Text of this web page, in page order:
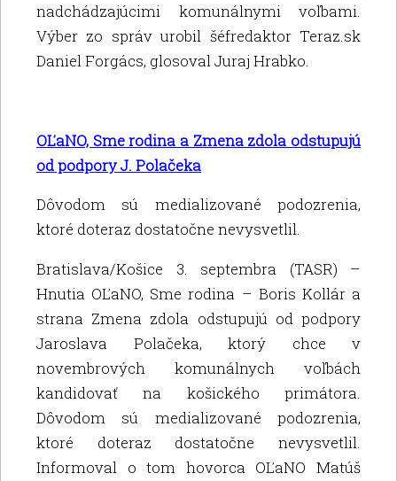
nadchádzajúcimi komunálnymi voľbami.
Výber zo správ urobil šéfredaktor Teraz.sk
Daniel Forgács, glosoval Juraj Hrabko.
OĽaNO, Sme rodina a Zmena zdola odstupujú
od podpory J. Polačeka
Dôvodom sú medializované podozrenia,
ktoré doteraz dostatočne nevysvetlil.
Bratislava/Košice 3. septembra (TASR) –
Hnutia OĽaNO, Sme rodina – Boris Kollár a
strana Zmena zdola odstupujú od podpory
Jaroslava Polačeka, ktorý chce v
novembrových komunálnych voľbách
kandidovať na košického primátora.
Dôvodom sú medializované podozrenia,
ktoré doteraz dostatočne nevysvetlil.
Informoval o tom hovorca OĽaNO Matúš